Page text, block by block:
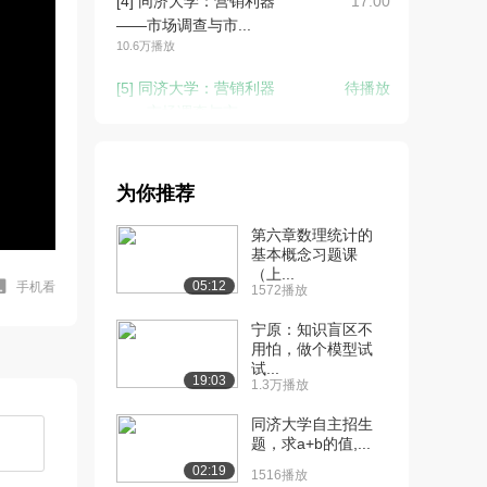
手机看
——市场调查与市...
10.6万播放
[5] 同济大学：营销利器
待播放
——市场调查与市...
[7] 营销机会：洞察消费者
的需求（上）
12:53
[8] 营销机会：洞察消费者
的需求（中）
12:58
[9] 营销机会：洞察消费者
的需求（下）
5574播放
12:46
为你推荐
05:12
第六章数理统计的
基本概念习题课
（上...
1572播放
19:03
宁原：知识盲区不
用怕，做个模型试
试...
1.3万播放
02:19
同济大学自主招生
题，求a+b的值,...
1516播放